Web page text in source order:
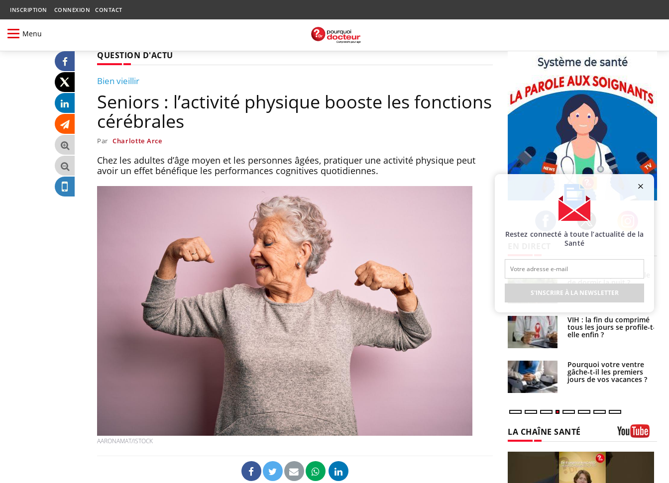
INSCRIPTION CONNEXION CONTACT
Menu
QUESTION D'ACTU
Bien vieillir
Seniors : l’activité physique booste les fonctions
cérébrales
Par Charlotte Arce
Chez les adultes d’âge moyen et les personnes âgées, pratiquer une activité physique peut
avoir un effet bénéfique les performances cognitives quotidiennes.
AARONAMAT/ISTOCK
Facebook Twitter Instagram
Hantavirus : un cas
détecté chez un touriste
en France
Mortalité infantile : un
rapport s’interroge sur
son taux élevé en France
Comment oublier les
écrans en vacances ?
Toujours connectés :
comment le travail
empiète de plus en plus
sur nos soirées
Cancer colorectal : une
stratégie simple aurait
changé la donne au Pays
basque
France ?
Les médicaments GLP-1
protègent-ils aussi les os
?
de dormir la nuit ?
VIH : la fin du comprimé
tous les jours se profile-t-
elle enfin ?
Pourquoi votre ventre
gâche-t-il les premiers
jours de vos vacances ?
LA CHAÎNE SANTÉ
Restez connecté à toute l’actualité de la
Santé
S'INSCRIRE À LA NEWSLETTER